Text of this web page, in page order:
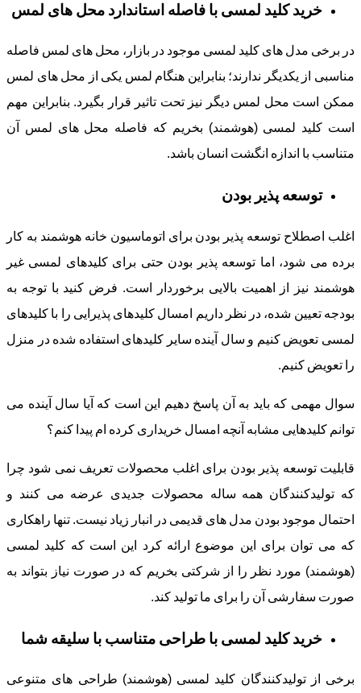
خرید کلید لمسی با فاصله استاندارد محل های لمس
در برخی مدل های کلید لمسی موجود در بازار، محل های لمس فاصله
مناسبی از یکدیگر ندارند؛ بنابراین هنگام لمس یکی از محل های لمس
ممکن است محل لمس دیگر نیز تحت تاثیر قرار بگیرد. بنابراین مهم
است کلید لمسی (هوشمند) بخریم که فاصله محل های لمس آن
متناسب با اندازه انگشت انسان باشد.
توسعه پذیر بودن
اغلب اصطلاح توسعه پذیر بودن برای اتوماسیون خانه هوشمند به کار
برده می شود، اما توسعه پذیر بودن حتی برای کلیدهای لمسی غیر
هوشمند نیز از اهمیت بالایی برخوردار است. فرض کنید با توجه به
بودجه تعیین شده، در نظر داریم امسال کلیدهای پذیرایی را با کلیدهای
لمسی تعویض کنیم و سال آینده سایر کلیدهای استفاده شده در منزل
را تعویض کنیم.
سوال مهمی که باید به آن پاسخ دهیم این است که آیا سال آینده می
توانم کلیدهایی مشابه آنچه امسال خریداری کرده ام پیدا کنم؟
قابلیت توسعه پذیر بودن برای اغلب محصولات تعریف نمی شود چرا
که تولیدکنندگان همه ساله محصولات جدیدی عرضه می کنند و
احتمال موجود بودن مدل های قدیمی در انبار زیاد نیست. تنها راهکاری
که می توان برای این موضوع ارائه کرد این است که کلید لمسی
(هوشمند) مورد نظر را از شرکتی بخریم که در صورت نیاز بتواند به
صورت سفارشی آن را برای ما تولید کند.
خرید کلید لمسی با طراحی متناسب با سلیقه شما
برخی از تولیدکنندگان کلید لمسی (هوشمند) طراحی های متنوعی